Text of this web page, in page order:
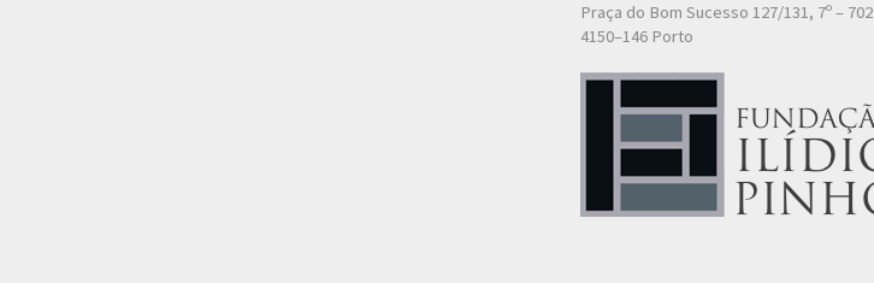
Praça do Bom Sucesso 127/131, 7º – 702
4150–146 Porto